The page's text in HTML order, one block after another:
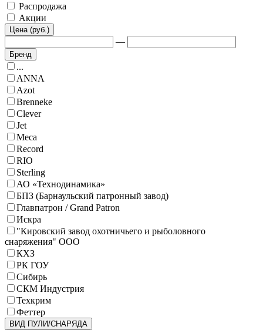
Распродажа
Акции
Цена (руб.)
—
Бренд
...
ANNA
Azot
Brenneke
Clever
Jet
Meca
Record
RIO
Sterling
АО «Технодинамика»
БПЗ (Барнаульский патронный завод)
Главпатрон / Grand Patron
Искра
"Кировский завод охотничьего и рыболовного
снаряжения" ООО
КХЗ
РК ГОУ
Сибирь
СКМ Индустрия
Техкрим
Феттер
ВИД ПУЛИ/СНАРЯДА